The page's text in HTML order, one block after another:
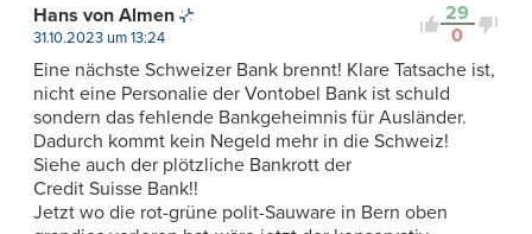
29
0
Hans von Almen
31.10.2023 um 13:24
Eine nächste Schweizer Bank brennt! Klare Tatsache ist,
nicht eine Personalie der Vontobel Bank ist schuld
sondern das fehlende Bankgeheimnis für Ausländer.
Dadurch kommt kein Negeld mehr in die Schweiz!
Siehe auch der plötzliche Bankrott der
Credit Suisse Bank!!
Jetzt wo die rot-grüne polit-Sauware in Bern oben